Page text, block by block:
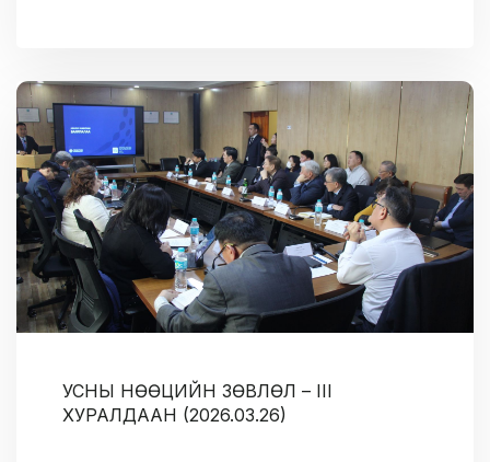
УСНЫ НӨӨЦИЙН ЗӨВЛӨЛ – III
ХУРАЛДААН (2026.03.26)